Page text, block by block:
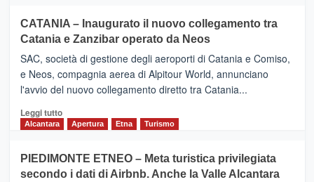
CATANIA – Inaugurato il nuovo collegamento tra
Catania e Zanzibar operato da Neos
SAC, società di gestione degli aeroporti di Catania e Comiso,
e Neos, compagnia aerea di Alpitour World, annunciano
l'avvio del nuovo collegamento diretto tra Catania...
Leggi tuttoLeggi
CATANIA
–
Alcantara Apertura Etna Turismo
PIEDIMONTE ETNEO – Meta turistica privilegiata
secondo i dati di Airbnb. Anche la Valle Alcantara